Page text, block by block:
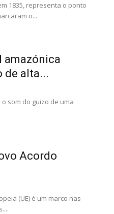
1835, representa o ponto
o...
amazónica
de alta...
som do guizo de uma
Acordo
(UE) é um marco nas